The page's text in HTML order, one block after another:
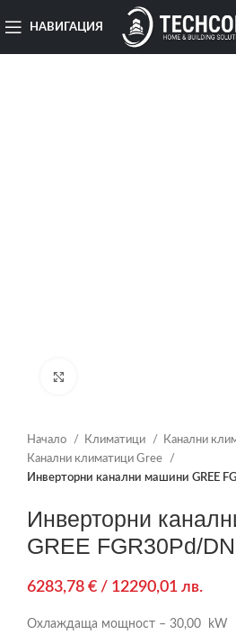
НАВИГАЦИЯ
Начало Климатици
Канални
Канални климатици Gree
Инверторни канални машини GREE
Инверторни
GREE FGR30Pd/
6283,78 € / 12290,01 лв.
Охлаждаща мощност – 30,00 kW